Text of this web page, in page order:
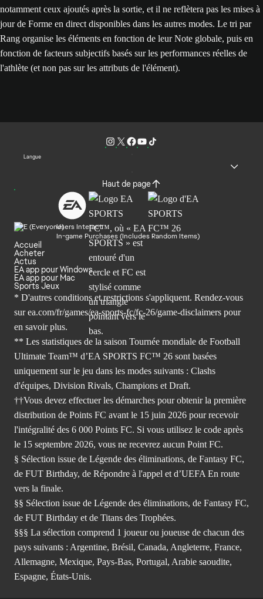
notamment ceux ajoutés après la sortie, et il ne reflètera pas les mises à
jour de Forme en direct disponibles dans les autres modes. Le tri par
Rang organise les éléments en fonction de leur Note globale, puis en
fonction de facteurs subjectifs basés sur les performances réelles de
l'athlète (et non pas sur les attributs de l'élément).
Langue
Haut de page
Users Interact
In-game Purchases (Includes Random Items)
Accueil
Acheter
Actus
EA app pour Windows
EA app pour Mac
Sports Jeux
* D'autres conditions et restrictions s'appliquent. Rendez-vous
sur ea.com/fr/games/ea-sports-fc/fc-26/game-disclaimers pour
en savoir plus.
** Les statistiques de la saison Tournée mondiale de Football
Ultimate Team™ d’EA SPORTS FC™ 26 sont basées
uniquement sur le jeu dans les modes suivants : Clashs
d'équipes, Division Rivals, Champions et Draft.
††Vous devez effectuer les démarches pour obtenir la première
distribution de Points FC avant le 15 juin 2026 pour recevoir
l'intégralité des 6 000 Points FC. Si vous utilisez le code après
le 15 septembre 2026, vous ne recevrez aucun Point FC.
§ Sélection issue de Légende des éliminations, de Fantasy FC,
de FUT Birthday, de Répondre à l'appel et d’UEFA En route
vers la finale.
§§ Sélection issue de Légende des éliminations, de Fantasy FC,
de FUT Birthday et de Titans des Trophées.
§§§ La sélection comprend 1 joueur ou joueuse de chacun des
pays suivants : Argentine, Brésil, Canada, Angleterre, France,
Allemagne, Mexique, Pays-Bas, Portugal, Arabie saoudite,
Espagne, États-Unis.